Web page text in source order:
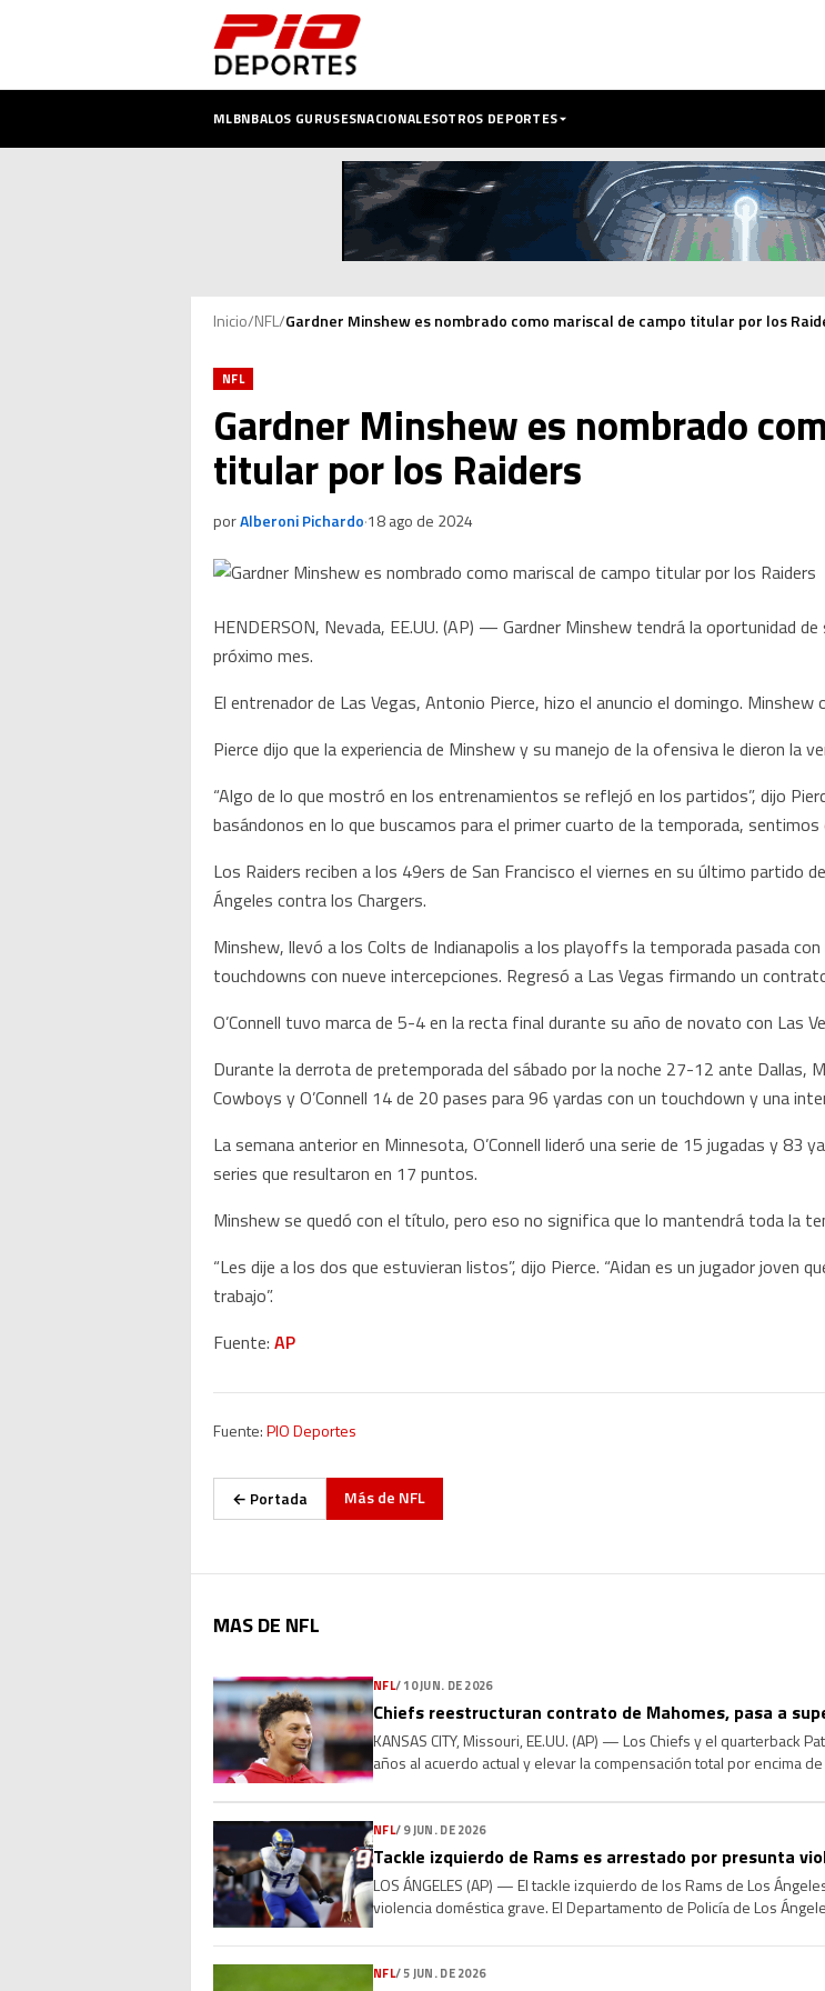
MLBNBALOS GURUSESNACIONALESOTROS DEPORTES
Inicio/NFL/Gardner Minshew es nombrado como mariscal de campo titular por los
NFL
Gardner Minshew es nombrado
titular por los Raiders
porAlberoni Pichardo·18 ago de 2024
HENDERSON, Nevada, EE.UU. (AP) — Gardner Minshew tendrá la oportunidad
próximo mes.
El entrenador de Las Vegas, Antonio Pierce, hizo el anuncio el domingo. Minshew
Pierce dijo que la experiencia de Minshew y su manejo de la ofensiva le dieron la
“Algo de lo que mostró en los entrenamientos se reflejó en los partidos”, dijo
basándonos en lo que buscamos para el primer cuarto de la temporada, sentimos
Los Raiders reciben a los 49ers de San Francisco el viernes en su último partido
Ángeles contra los Chargers.
Minshew, llevó a los Colts de Indianapolis a los playoffs la temporada pasada
touchdowns con nueve intercepciones. Regresó a Las Vegas firmando un
O’Connell tuvo marca de 5-4 en la recta final durante su año de novato con Las
Durante la derrota de pretemporada del sábado por la noche 27-12 ante Dallas,
Cowboys y O’Connell 14 de 20 pases para 96 yardas con un touchdown y una
La semana anterior en Minnesota, O’Connell lideró una serie de 15 jugadas y 83
series que resultaron en 17 puntos.
Minshew se quedó con el título, pero eso no significa que lo mantendrá toda la
“Les dije a los dos que estuvieran listos”, dijo Pierce. “Aidan es un jugador joven
trabajo”.
Fuente: AP
Fuente:PIO Deportes
← Portada Más de NFL
MAS DE NFL
NFL/10 JUN. DE 2026
Chiefs reestructuran contrato de Mahomes, pasa a
KANSAS CITY, Missouri, EE.UU. (AP) — Los Chiefs y el
años al acuerdo actual y elevar la compensación total por encima
NFL/9 JUN. DE 2026
Tackle izquierdo de Rams es arrestado por presunta
LOS ÁNGELES (AP) — El tackle izquierdo de los Rams de Los
violencia doméstica grave. El Departamento de Policía de Los
NFL/5 JUN. DE 2026